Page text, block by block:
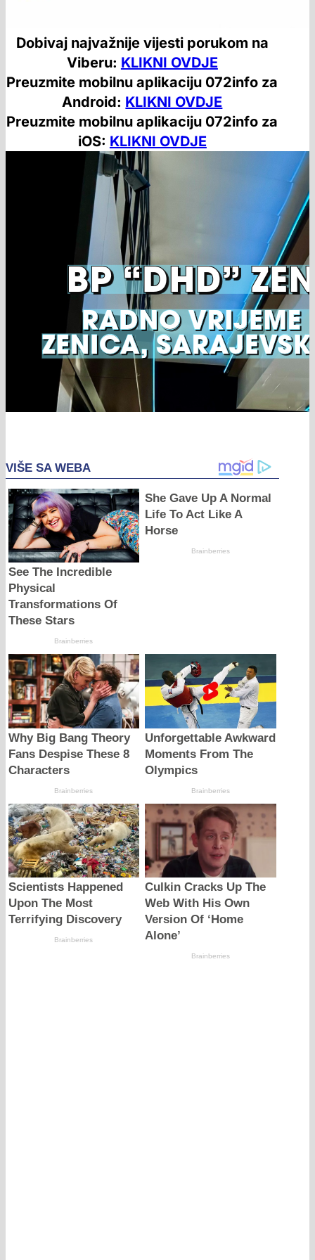
Dobivaj najvažnije vijesti porukom na
Viberu: KLIKNI OVDJE
Preuzmite mobilnu aplikaciju 072info za
Android: KLIKNI OVDJE
Preuzmite mobilnu aplikaciju 072info za
iOS: KLIKNI OVDJE